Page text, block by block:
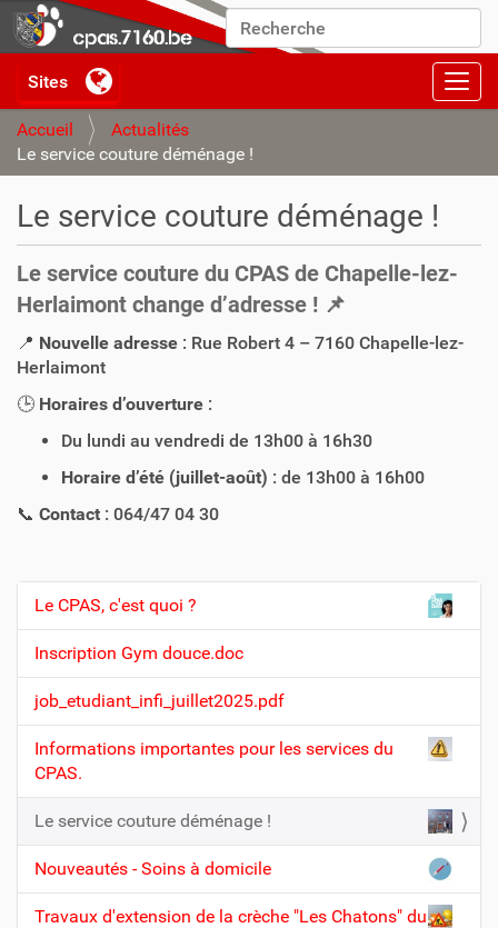
Chercher par
Recherche avancée…
Accueil
Actualités
Le service couture déménage !
Le service couture déménage !
Le service couture du CPAS de Chapelle-lez-
Herlaimont change d’adresse ! 📌
📍 Nouvelle adresse : Rue Robert 4 – 7160 Chapelle-lez-
Herlaimont
🕒 Horaires d’ouverture :
Du lundi au vendredi de 13h00 à 16h30
Horaire d’été (juillet-août) : de 13h00 à 16h00
📞 Contact : 064/47 04 30
N
a
v
i
g
a
t
i
o
n
Le CPAS, c'est quoi ?
Inscription Gym douce.doc
job_etudiant_infi_juillet2025.pdf
Informations importantes pour les services du
CPAS.
Le service couture déménage !
Nouveautés - Soins à domicile
Travaux d'extension de la crèche "Les Chatons" du